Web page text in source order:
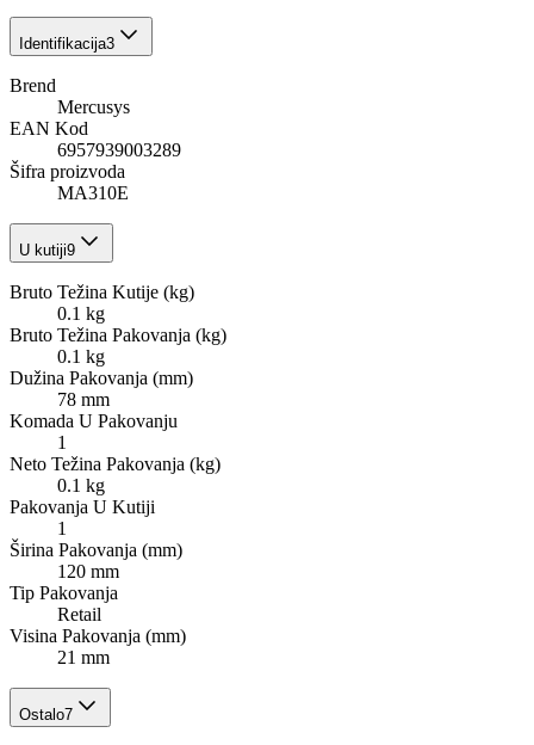
Identifikacija3
Brend
Mercusys
EAN Kod
6957939003289
Šifra proizvoda
MA310E
U kutiji9
Bruto Težina Kutije (kg)
0.1 kg
Bruto Težina Pakovanja (kg)
0.1 kg
Dužina Pakovanja (mm)
78 mm
Komada U Pakovanju
1
Neto Težina Pakovanja (kg)
0.1 kg
Pakovanja U Kutiji
1
Širina Pakovanja (mm)
120 mm
Tip Pakovanja
Retail
Visina Pakovanja (mm)
21 mm
Ostalo7